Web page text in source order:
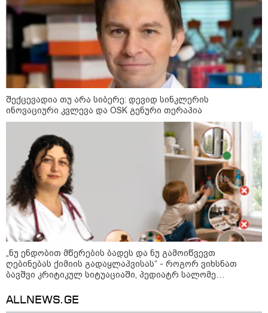
13:15 / 08-08-2026
უძველესი სენი და ეპიდემია: აშშ-ში
ერთდროულად კეთრს და ნაწლავურ
ინფექციას ებრძვიან - რა უნდა ვიცოდეთ
და რამდენად სახიფათოა
10:17 / 09-08-2026
რუსებმა ხარკოვს და ოდესას
დაარტყეს, არიან დაღუპულები
და დაშავებულები - რა
ინფორმაციას ავრცელებს
ხარკოვის მერი?
10:02 / 09-08-2026
ტერორისტული ქსელების
შექცევადია თუ არა სიბერე: დევიდ სინკლერის
ინოვაციური კვლევა და OSK გენური თერაპია
„ნუ ენდობით მწერების ბადეს და ნუ გამოიწვევთ
ღებინებას ქიმიის გადაყლაპვისას“ - როგორ ვიხსნათ
ბავშვი კრიტიკულ სიტუაციაში, პედიატრ სალომე
ALLNEWS.GE